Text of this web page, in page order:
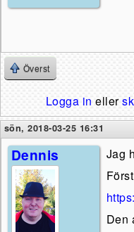
Överst
Logga in eller
sön, 2018-03-25 16:31
Dennis
Jag
Den